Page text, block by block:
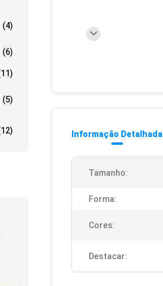
(4)
(6)
(5)
Informação Detalhada
Tamanho:
Forma:
Cores:
Destacar: